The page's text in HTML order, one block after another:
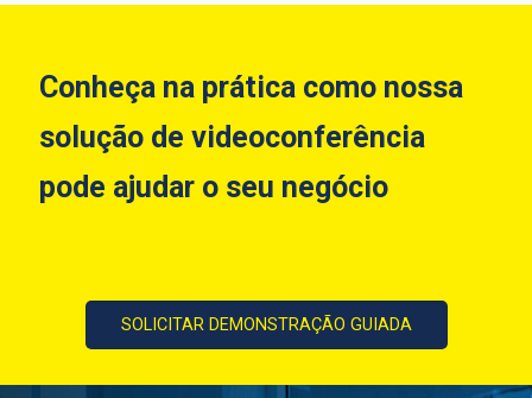
Conheça na prática como nossa
solução de videoconferência
pode ajudar o seu negócio
SOLICITAR DEMONSTRAÇÃO GUIADA